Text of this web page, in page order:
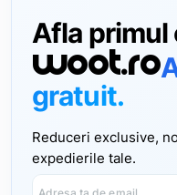
Afla primul
woot.ro
gratuit.
Reduceri exclusive,
expedierile tale.